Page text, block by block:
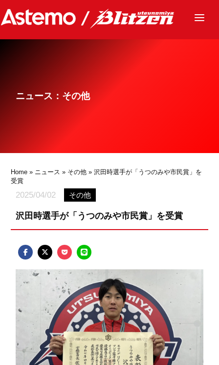
ニュース
グッズ
ニュース：その他
Home » ニュース » その他 » 沢田時選手が「うつのみや市民賞」を
受賞
2025/04/02 その他
沢田時選手が「うつのみや市民賞」を受賞